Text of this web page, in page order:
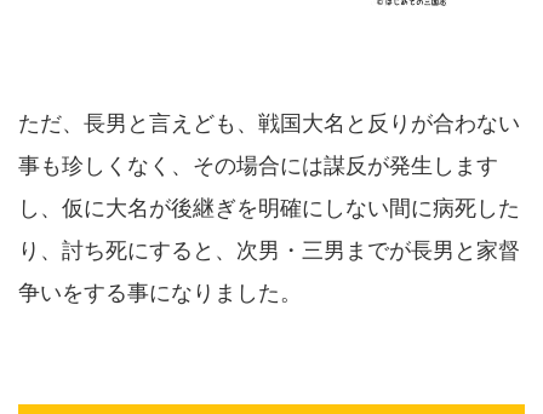
ただ、長男と言えども、戦国大名と反りが合わない
事も珍しくなく、その場合には謀反が発生します
し、仮に大名が後継ぎを明確にしない間に病死した
り、討ち死にすると、次男・三男までが長男と家督
争いをする事になりました。